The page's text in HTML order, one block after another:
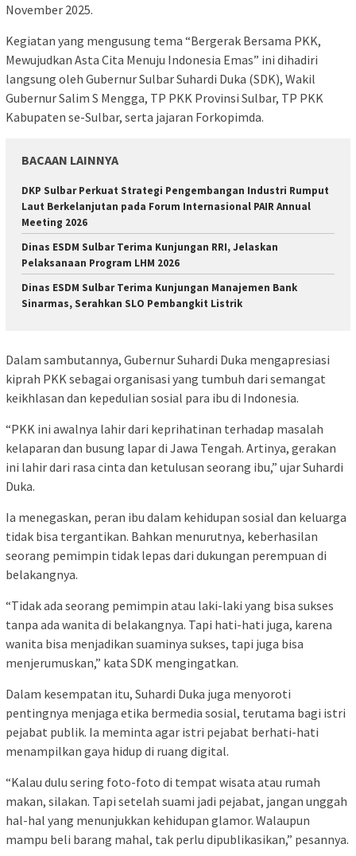
November 2025.
Kegiatan yang mengusung tema “Bergerak Bersama PKK,
Mewujudkan Asta Cita Menuju Indonesia Emas” ini dihadiri
langsung oleh Gubernur Sulbar Suhardi Duka (SDK), Wakil
Gubernur Salim S Mengga, TP PKK Provinsi Sulbar, TP PKK
Kabupaten se-Sulbar, serta jajaran Forkopimda.
BACAAN LAINNYA
DKP Sulbar Perkuat Strategi Pengembangan Industri Rumput
Laut Berkelanjutan pada Forum Internasional PAIR Annual
Meeting 2026
Dinas ESDM Sulbar Terima Kunjungan RRI, Jelaskan
Pelaksanaan Program LHM 2026
Dinas ESDM Sulbar Terima Kunjungan Manajemen Bank
Sinarmas, Serahkan SLO Pembangkit Listrik
Dalam sambutannya, Gubernur Suhardi Duka mengapresiasi
kiprah PKK sebagai organisasi yang tumbuh dari semangat
keikhlasan dan kepedulian sosial para ibu di Indonesia.
“PKK ini awalnya lahir dari keprihatinan terhadap masalah
kelaparan dan busung lapar di Jawa Tengah. Artinya, gerakan
ini lahir dari rasa cinta dan ketulusan seorang ibu,” ujar Suhardi
Duka.
Ia menegaskan, peran ibu dalam kehidupan sosial dan keluarga
tidak bisa tergantikan. Bahkan menurutnya, keberhasilan
seorang pemimpin tidak lepas dari dukungan perempuan di
belakangnya.
“Tidak ada seorang pemimpin atau laki-laki yang bisa sukses
tanpa ada wanita di belakangnya. Tapi hati-hati juga, karena
wanita bisa menjadikan suaminya sukses, tapi juga bisa
menjerumuskan,” kata SDK mengingatkan.
Dalam kesempatan itu, Suhardi Duka juga menyoroti
pentingnya menjaga etika bermedia sosial, terutama bagi istri
pejabat publik. Ia meminta agar istri pejabat berhati-hati
menampilkan gaya hidup di ruang digital.
“Kalau dulu sering foto-foto di tempat wisata atau rumah
makan, silakan. Tapi setelah suami jadi pejabat, jangan unggah
hal-hal yang menunjukkan kehidupan glamor. Walaupun
mampu beli barang mahal, tak perlu dipublikasikan,” pesannya.